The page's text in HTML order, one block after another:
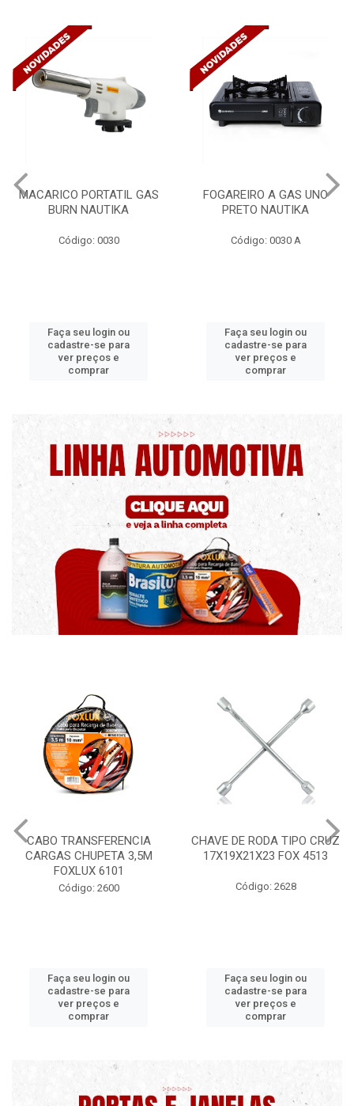
PORTATIL GAS
BURN NAUTIKA
Código: 0030
Faça seu login ou
cadastre-se para
ver preços e
comprar
FOGAREIRO A GAS UNO
PRETO NAUTIKA
Código: 0030 A
Faça seu login ou
cadastre-se para
ver preços e
comprar
CABO TRANSFERENCIA
CARGAS CHUPETA 3,5M
FOXLUX 6101
Código: 2600
Faça seu login ou
cadastre-se para
ver preços e
comprar
CHAVE DE RODA TIPO CRUZ
17X19X21X23 FOX 4513
Código: 2628
Faça seu login ou
cadastre-se para
ver preços e
comprar